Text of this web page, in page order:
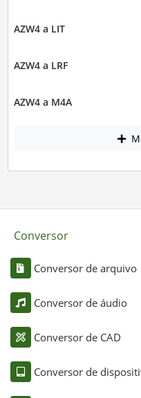
AZW4 a LIT
AZW4 a LRF
AZW4 a M4A
Conversor
Conversor de arquivo
Conversor de áudio
Conversor de CAD
Conversor de